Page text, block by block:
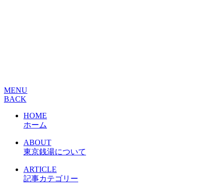
MENU
BACK
HOME
ホーム
ABOUT
東京銭湯について
ARTICLE
記事カテゴリー